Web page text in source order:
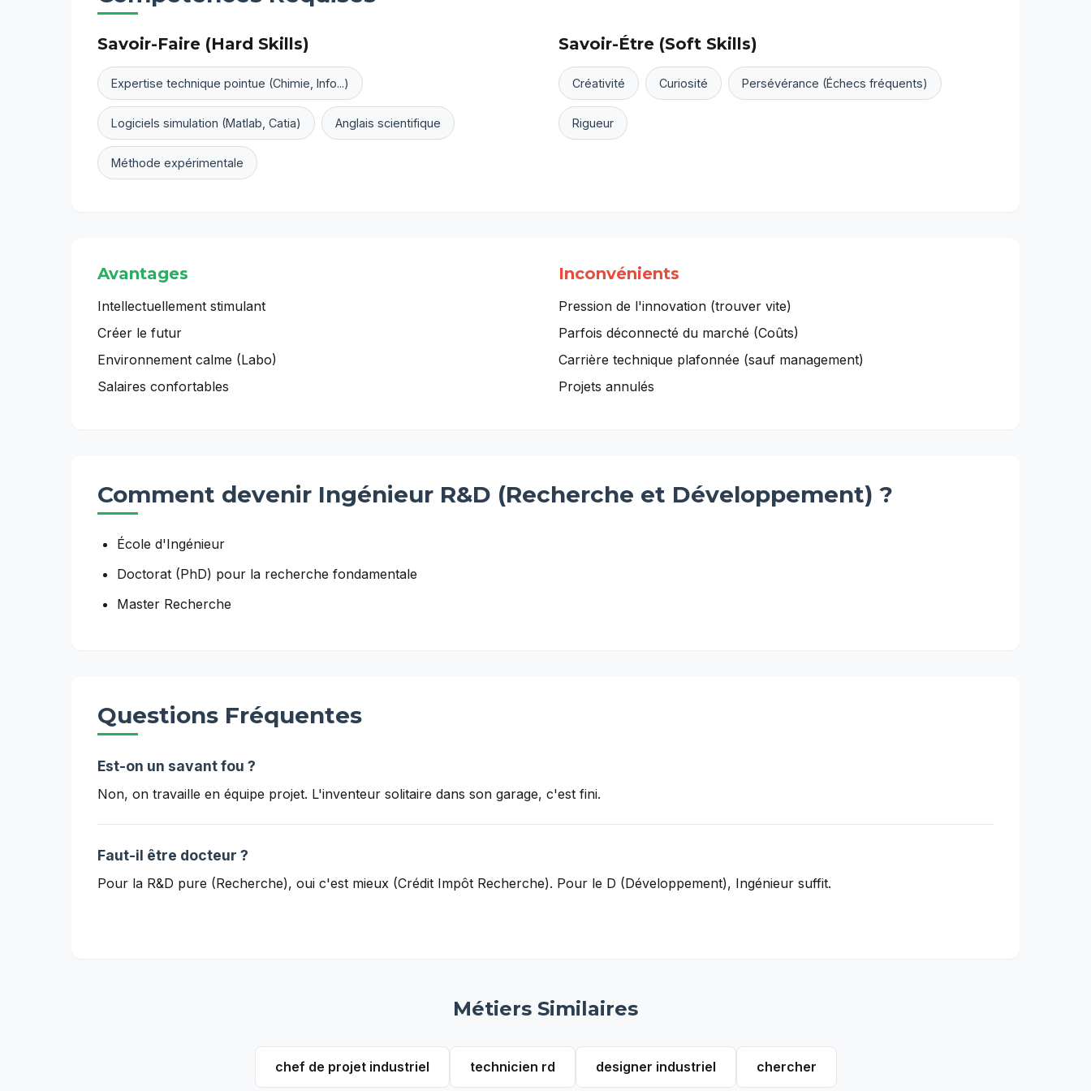
Savoir-Faire (Hard Skills)
Expertise technique pointue (Chimie, Info...)
Logiciels simulation (Matlab, Catia) Anglais scientifique
Méthode expérimentale
Savoir-Étre (Soft Skills)
Créativité Curiosité Persévérance (Échecs fréquents)
Rigueur
Avantages
Intellectuellement stimulant
Créer le futur
Environnement calme (Labo)
Salaires confortables
Inconvénients
Pression de l'innovation (trouver vite)
Parfois déconnecté du marché (Coûts)
Carrière technique plafonnée (sauf management)
Projets annulés
Comment devenir Ingénieur R&D (Recherche et Développement) ?
École d'Ingénieur
Doctorat (PhD) pour la recherche fondamentale
Master Recherche
Questions Fréquentes
Est-on un savant fou ?
Non, on travaille en équipe projet. L'inventeur solitaire dans son garage, c'est fini.
Faut-il être docteur ?
Pour la R&D pure (Recherche), oui c'est mieux (Crédit Impôt Recherche). Pour le D (Développement), Ingénieur suffit.
Métiers Similaires
chef de projet industriel technicien rd designer industriel chercher